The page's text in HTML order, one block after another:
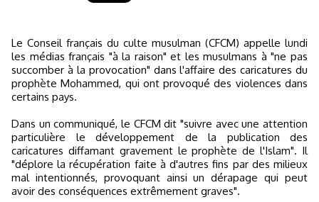
Le Conseil français du culte musulman (CFCM) appelle lundi
les médias français "à la raison" et les musulmans à "ne pas
succomber à la provocation" dans l'affaire des caricatures du
prophète Mohammed, qui ont provoqué des violences dans
certains pays.
Dans un communiqué, le CFCM dit "suivre avec une attention
particulière le développement de la publication des
caricatures diffamant gravement le prophète de l'Islam". Il
"déplore la récupération faite à d'autres fins par des milieux
mal intentionnés, provoquant ainsi un dérapage qui peut
avoir des conséquences extrêmement graves".